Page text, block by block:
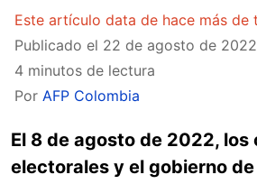
Este artículo data de hace más de
Publicado el 22 de agosto de
4 minutos de lectura
Por AFP Colombia
El 8 de agosto de 2022, los
electorales y el gobierno